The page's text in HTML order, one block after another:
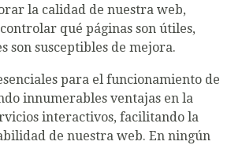
la calidad de nuestra web,
qué páginas son útiles,
son susceptibles de mejora.
para el funcionamiento de
innumerables ventajas en la
interactivos, facilitando la
de nuestra web. En ningún